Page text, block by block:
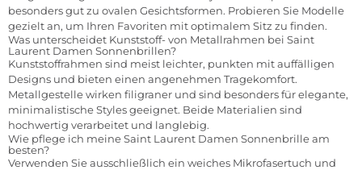
besonders gut zu ovalen Gesichtsformen. Probieren Sie Modelle
gezielt an, um Ihren Favoriten mit optimalem Sitz zu finden.
Was unterscheidet Kunststoff- von Metallrahmen bei Saint
Laurent Damen Sonnenbrillen?
Kunststoffrahmen sind meist leichter, punkten mit auffälligen
Designs und bieten einen angenehmen Tragekomfort.
Metallgestelle wirken filigraner und sind besonders für elegante,
minimalistische Styles geeignet. Beide Materialien sind
hochwertig verarbeitet und langlebig.
Wie pflege ich meine Saint Laurent Damen Sonnenbrille am
besten?
Verwenden Sie ausschließlich ein weiches Mikrofasertuch und